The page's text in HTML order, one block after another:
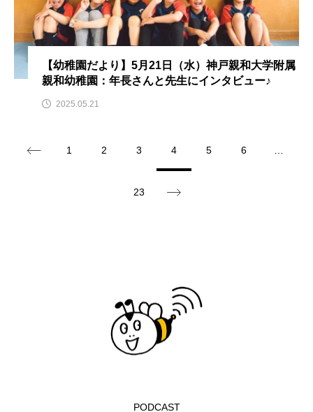
ゆりのき台中学校 ゆりのき台小学校
わたなべあや わらべうたベビーマッサージ
アナ・レナス
アメリカ製作
アリアナ・グランデ
アル・パチーノ
【幼稚園だより】5月21日（水）神戸親和大学附属
親和幼稚園：年長さんと先生にインタビュー♪
2025.05.21
1 2 3 4 5 6
23
PODCAST